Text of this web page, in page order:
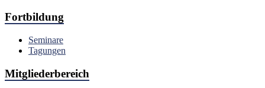
Fortbildung
Seminare
Tagungen
Mitgliederbereich